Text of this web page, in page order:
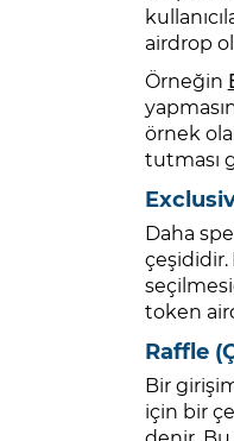
airdrop
Örneğin
örnek
tutması
Daha
token
Raffle
Bir
için bir